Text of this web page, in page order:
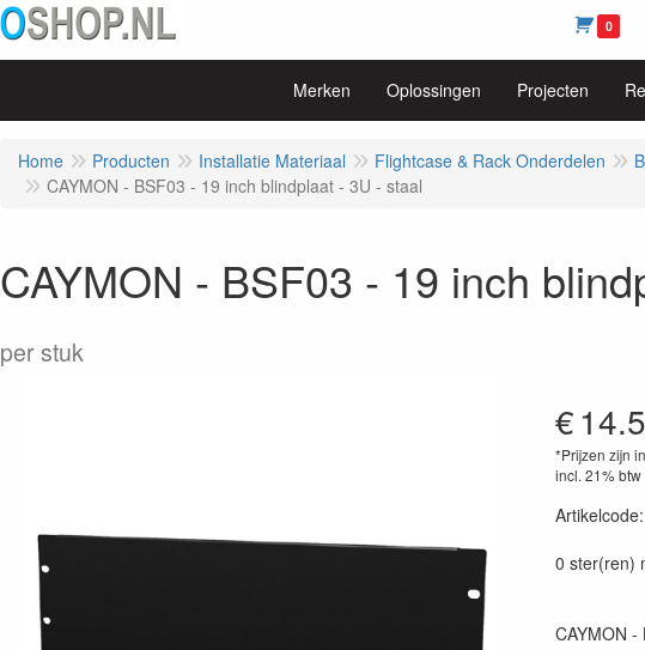
0
Merken Oplossingen Projecten
Home Producten Installatie Materiaal Flightcase & Rack Onderdelen
CAYMON - BSF03 - 19 inch blindplaat - 3U - staal
CAYMON - BSF03 - 19 inch
per stuk
€
*Prijzen zijn
incl. 21% btw
Artikelcode:
0 ster(ren)
CAYMON